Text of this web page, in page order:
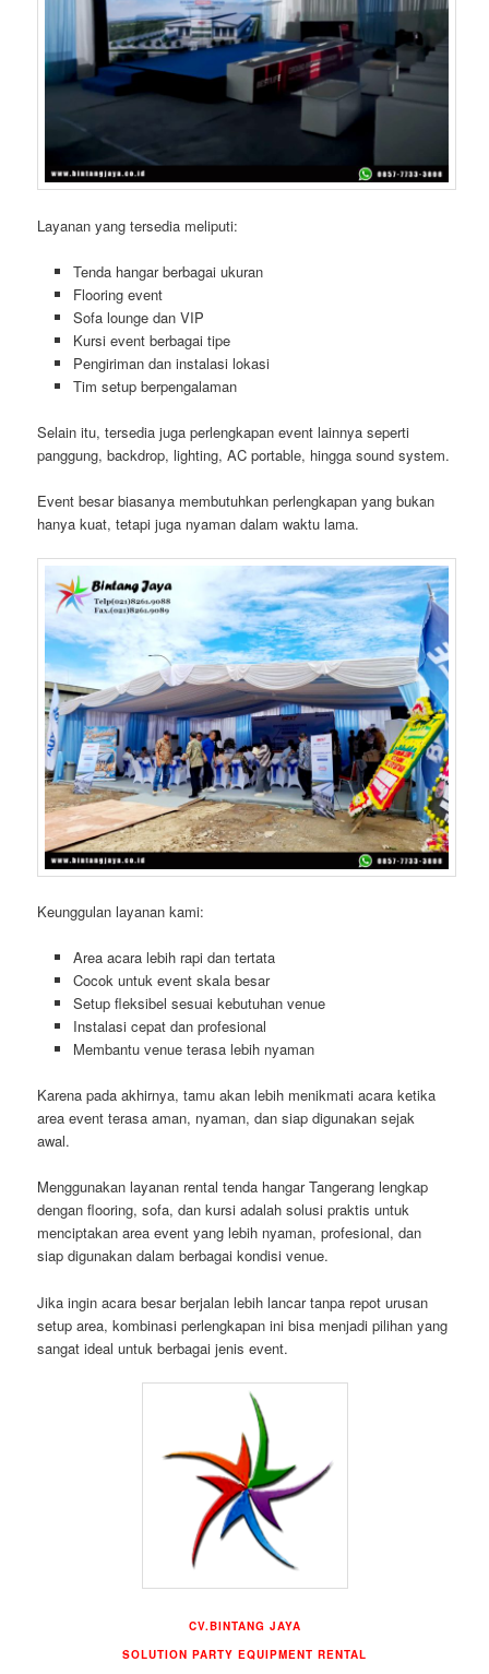
Layanan yang tersedia meliputi:
Tenda hangar berbagai ukuran
Flooring event
Sofa lounge dan VIP
Kursi event berbagai tipe
Pengiriman dan instalasi lokasi
Tim setup berpengalaman
Selain itu, tersedia juga perlengkapan event lainnya seperti
panggung, backdrop, lighting, AC portable, hingga sound system.
Event besar biasanya membutuhkan perlengkapan yang bukan
hanya kuat, tetapi juga nyaman dalam waktu lama.
Keunggulan layanan kami:
Area acara lebih rapi dan tertata
Cocok untuk event skala besar
Setup fleksibel sesuai kebutuhan venue
Instalasi cepat dan profesional
Membantu venue terasa lebih nyaman
Karena pada akhirnya, tamu akan lebih menikmati acara ketika
area event terasa aman, nyaman, dan siap digunakan sejak
awal.
Menggunakan layanan rental tenda hangar Tangerang lengkap
dengan flooring, sofa, dan kursi adalah solusi praktis untuk
menciptakan area event yang lebih nyaman, profesional, dan
siap digunakan dalam berbagai kondisi venue.
Jika ingin acara besar berjalan lebih lancar tanpa repot urusan
setup area, kombinasi perlengkapan ini bisa menjadi pilihan yang
sangat ideal untuk berbagai jenis event.
CV.BINTANG JAYA
SOLUTION PARTY EQUIPMENT RENTAL